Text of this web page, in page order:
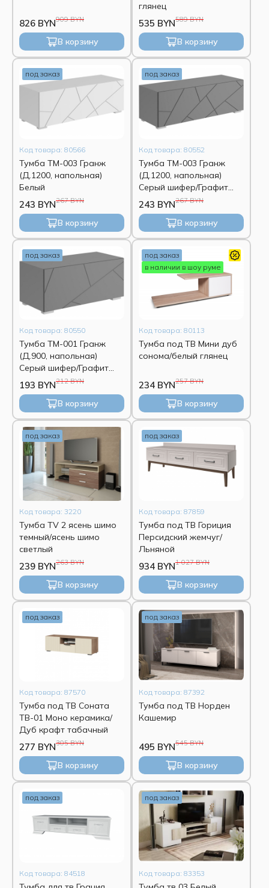
909 BYN
826 BYN
В корзину
глянец
589 BYN
535 BYN
В корзину
под заказ
Код товара: 80566
Тумба ТМ-003 Гранж
(Д.1200, напольная)
Белый
267 BYN
243 BYN
В корзину
под заказ
Код товара: 80552
Тумба ТМ-003 Гранж
(Д.1200, напольная)
Серый шифер/Графит
софт
267 BYN
243 BYN
В корзину
под заказ
Код товара: 80550
Тумба ТМ-001 Гранж
(Д.900, напольная)
Серый шифер/Графит
софт
212 BYN
193 BYN
В корзину
под заказ
в наличии в шоу руме
Код товара: 80113
Тумба под ТВ Мини дуб
сонома/белый глянец
257 BYN
234 BYN
В корзину
под заказ
Код товара: 3220
Тумба TV 2 ясень шимо
темный/ясень шимо
светлый
263 BYN
239 BYN
В корзину
под заказ
Код товара: 87859
Тумба под ТВ Гориция
Персидский жемчуг/
Льняной
1 027 BYN
934 BYN
В корзину
под заказ
Код товара: 87570
Тумба под ТВ Соната
ТВ-01 Моно керамика/
Дуб крафт табачный
305 BYN
277 BYN
В корзину
под заказ
Код товара: 87392
Тумба под ТВ Норден
Кашемир
545 BYN
495 BYN
В корзину
под заказ
Код товара: 84518
под заказ
Код товара: 83353